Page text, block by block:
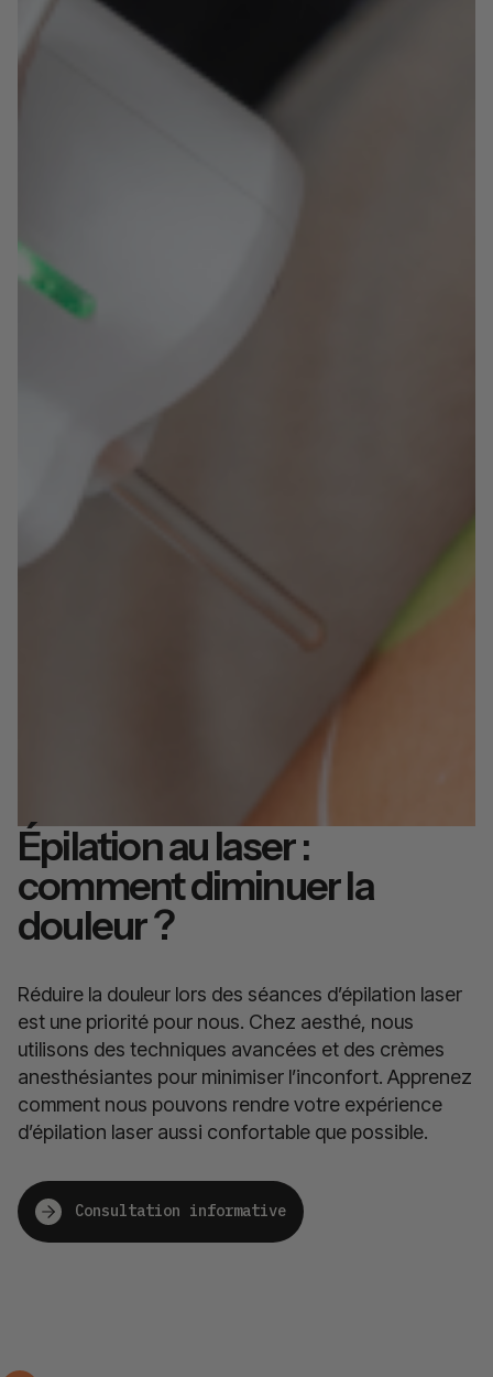
Épilation au laser :
comment diminuer la
douleur ?
Réduire la douleur lors des séances d’épilation laser
est une priorité pour nous. Chez aesthé, nous
utilisons des techniques avancées et des crèmes
anesthésiantes pour minimiser l’inconfort. Apprenez
comment nous pouvons rendre votre expérience
d’épilation laser aussi confortable que possible.
Consultation informative